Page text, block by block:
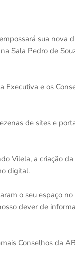
sua nova
Sala Pedro de
e os
de sites e
Vilela, a criação
digital.
o seu espaço
dever de
Conselhos da